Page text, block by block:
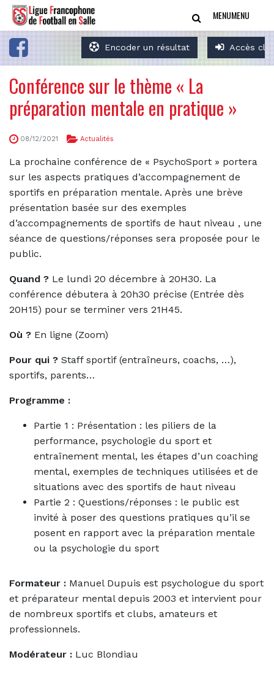
Encoder un résultat Accès
MENUMENU
Conférence sur le thème « La
préparation mentale en pratique »
08/12/2021 Actualités
La prochaine conférence de « PsychoSport » portera
sur les aspects pratiques d’accompagnement de
sportifs en préparation mentale. Après une brève
présentation basée sur des exemples
d’accompagnements de sportifs de haut niveau , une
séance de questions/réponses sera proposée pour le
public.
Quand ? Le lundi 20 décembre à 20H30. La
conférence débutera à 20h30 précise (Entrée dès
20H15) pour se terminer vers 21H45.
Où ? En ligne (Zoom)
Pour qui ? Staff sportif (entraîneurs, coachs, …),
sportifs, parents…
Programme :
Partie 1 : Présentation : les piliers de la
performance, psychologie du sport et
entraînement mental, les étapes d’un coaching
mental, exemples de techniques utilisées et de
situations avec des sportifs de haut niveau
Partie 2 : Questions/réponses : le public est
invité à poser des questions pratiques qu’il se
posent en rapport avec la préparation mentale
ou la psychologie du sport
Formateur : Manuel Dupuis est psychologue du sport
et préparateur mental depuis 2003 et intervient pour
de nombreux sportifs et clubs, amateurs et
professionnels.
Modérateur : Luc Blondiau